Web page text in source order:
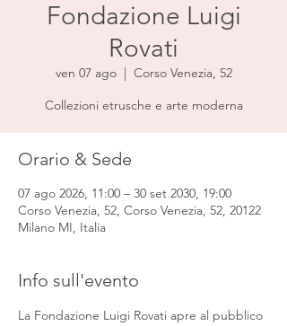
Fondazione Luigi
Rovati
ven 07 ago
  |
Corso Venezia, 52
Collezioni etrusche e arte moderna
Orario & Sede
07 ago 2026, 11:00 – 30 set 2030, 19:00
Corso Venezia, 52, Corso Venezia, 52, 20122
Milano MI, Italia
Info sull'evento
La Fondazione Luigi Rovati apre al pubblico